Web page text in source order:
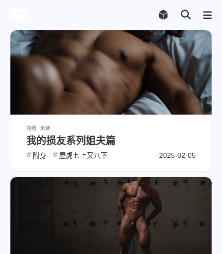
完结 未读
我的损友系列姐夫篇
附身 屋虎七上又八下 2025-02-05